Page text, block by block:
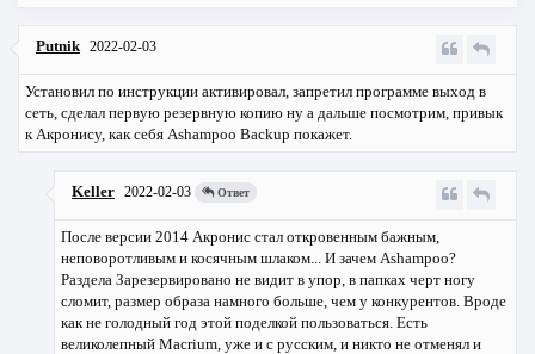
Putnik 2022-02-03
Установил по инструкции активировал, запретил программе выход в
сеть, сделал первую резервную копию ну а дальше посмотрим, привык
к Акронису, как себя Ashampoo Backup покажет.
Keller 2022-02-03 Ответ
После версии 2014 Акронис стал откровенным бажным,
неповоротливым и косячным шлаком... И зачем Ashampoo?
Раздела Зарезервировано не видит в упор, в папках черт ногу
сломит, размер образа намного больше, чем у конкурентов. Вроде
как не голодный год этой поделкой пользоваться. Есть
великолепный Macrium, уже и с русским, и никто не отменял и